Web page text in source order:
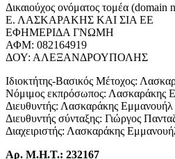
Δικαιούχος ονόματος τομέα (domain
Ε. ΛΑΣΚΑΡΑΚΗΣ ΚΑΙ ΣΙΑ ΕΕ
ΕΦΗΜΕΡΙΔΑ ΓΝΩΜΗ
ΑΦΜ: 082164919
ΔΟΥ: ΑΛΕΞΑΝΔΡΟΥΠΟΛΗΣ
Ιδιοκτήτης-Βασικός Μέτοχος:
Νόμιμος εκπρόσωπος: Λασκαράκης
Διευθυντής: Λασκαράκης Εμμανουήλ
Διευθυντής σύνταξης: Γιώργος
Διαχειριστής: Λασκαράκης
Αρ. Μ.Η.Τ.: 232167